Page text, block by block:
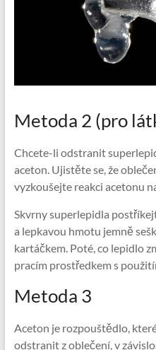
Metoda 2 (pro
Chcete-li odstranit
aceton. Ujistěte se, že
vyzkoušejte reakci acetonu
Skvrny superlepidla
a lepkavou hmotu jemně
kartáčkem. Poté, co lepidlo
pracím prostředkem s
Metoda 3
Aceton je rozpouštědlo,
odstranit z oblečení, v